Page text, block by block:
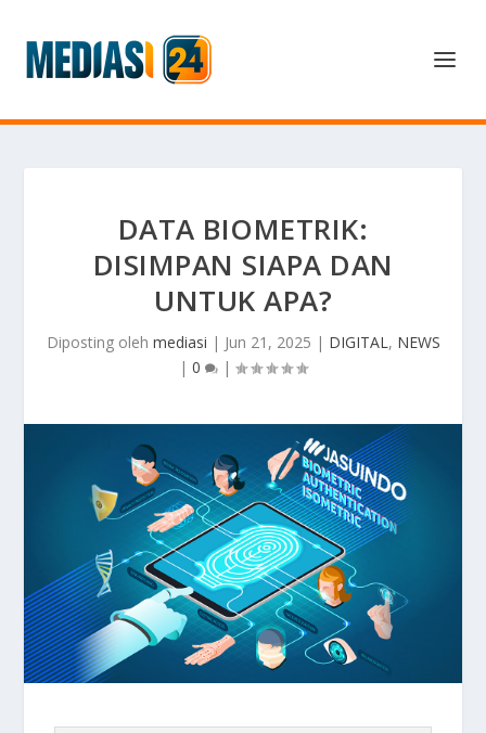
DATA BIOMETRIK:
DISIMPAN SIAPA DAN
UNTUK APA?
Diposting oleh mediasi | Jun 21, 2025 | DIGITAL, NEWS
| 0 |